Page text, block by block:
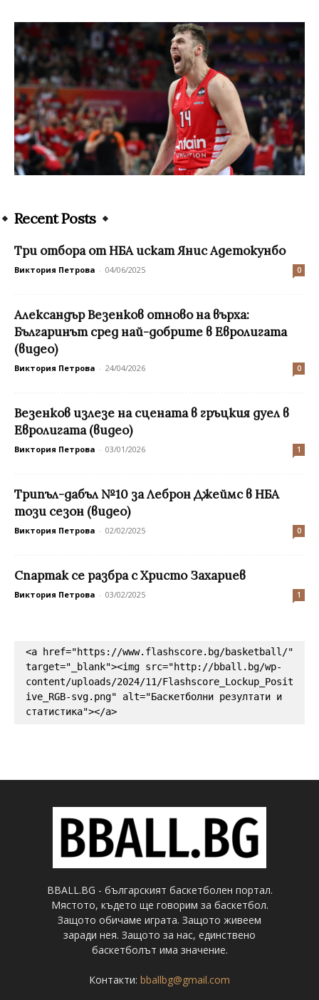
Recent Posts
Три отбора от НБА искат Янис Адетокунбо
Виктория Петрова - 04/06/2025 0
Александър Везенков отново на върха:
Българинът сред най-добрите в Евролигата
(видео)
Виктория Петрова - 24/04/2026 0
Везенков излезе на сцената в гръцкия дуел в
Евролигата (видео)
Виктория Петрова - 03/01/2026 1
Трипъл-дабъл №10 за Леброн Джеймс в НБА
този сезон (видео)
Виктория Петрова - 02/02/2025 0
Спартак се разбра с Христо Захариев
Виктория Петрова - 03/02/2025 1
<a href="https://www.flashscore.bg/basketball/"
target="_blank"><img src="http://bball.bg/wp-
content/uploads/2024/11/Flashscore_Lockup_Posit
ive_RGB-svg.png" alt="Баскетболни резултати и
статистика"></a>
BBALL.BG - българският баскетболен портал.
Мястото, където ще говорим за баскетбол.
Защото обичаме играта. Защото живеем
заради нея. Защото за нас, единствено
баскетболът има значение.
Контакти: bballbg@gmail.com